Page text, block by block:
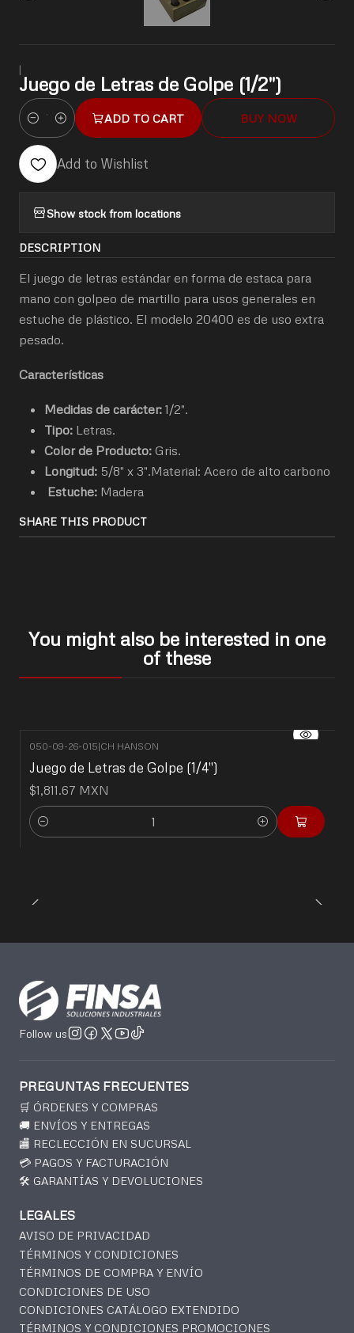
|
Juego de Letras de Golpe (1/2")
Quantity
ADD TO CART BUY NOW
Add to Wishlist
Show stock from locations
DESCRIPTION
El juego de letras estándar en forma de estaca para
mano con golpeo de martillo para usos generales en
estuche de plástico. El modelo 20400 es de uso extra
pesado.
Características
Medidas de carácter: 1/2".
Tipo: Letras.
Color de Producto: Gris.
Longitud: 5/8" x 3".Material: Acero de alto carbono
Estuche: Madera
SHARE THIS PRODUCT
You might also be interested in one
of these
050-09-26-015|CH HANSON
Juego de Letras de Golpe (1/4")
$1,811.67 MXN
Quantity
Follow us
PREGUNTAS FRECUENTES
🛒 ÓRDENES Y COMPRAS
🚚 ENVÍOS Y ENTREGAS
🏬 RECLECCIÓN EN SUCURSAL
💳 PAGOS Y FACTURACIÓN
🛠️ GARANTÍAS Y DEVOLUCIONES
LEGALES
AVISO DE PRIVACIDAD
TÉRMINOS Y CONDICIONES
TÉRMINOS DE COMPRA Y ENVÍO
CONDICIONES DE USO
CONDICIONES CATÁLOGO EXTENDIDO
TÉRMINOS Y CONDICIONES PROMOCIONES